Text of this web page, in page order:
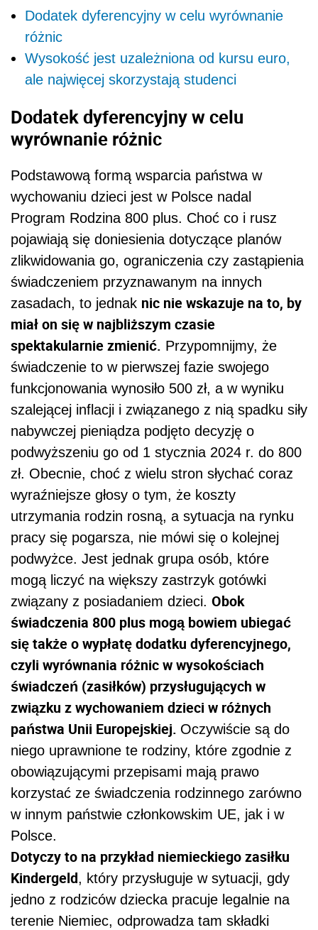
Dodatek dyferencyjny w celu wyrównanie
różnic
Wysokość jest uzależniona od kursu euro,
ale najwięcej skorzystają studenci
Dodatek dyferencyjny w celu
wyrównanie różnic
Podstawową formą wsparcia państwa w
wychowaniu dzieci jest w Polsce nadal
Program Rodzina 800 plus. Choć co i rusz
pojawiają się doniesienia dotyczące planów
zlikwidowania go, ograniczenia czy zastąpienia
świadczeniem przyznawanym na innych
zasadach, to jednak nic nie wskazuje na to, by
miał on się w najbliższym czasie
spektakularnie zmienić. Przypomnijmy, że
świadczenie to w pierwszej fazie swojego
funkcjonowania wynosiło 500 zł, a w wyniku
szalejącej inflacji i związanego z nią spadku siły
nabywczej pieniądza podjęto decyzję o
podwyższeniu go od 1 stycznia 2024 r. do 800
zł. Obecnie, choć z wielu stron słychać coraz
wyraźniejsze głosy o tym, że koszty
utrzymania rodzin rosną, a sytuacja na rynku
pracy się pogarsza, nie mówi się o kolejnej
podwyżce. Jest jednak grupa osób, które
mogą liczyć na większy zastrzyk gotówki
związany z posiadaniem dzieci. Obok
świadczenia 800 plus mogą bowiem ubiegać
się także o wypłatę dodatku dyferencyjnego,
czyli wyrównania różnic w wysokościach
świadczeń (zasiłków) przysługujących w
związku z wychowaniem dzieci w różnych
państwa Unii Europejskiej. Oczywiście są do
niego uprawnione te rodziny, które zgodnie z
obowiązującymi przepisami mają prawo
korzystać ze świadczenia rodzinnego zarówno
w innym państwie członkowskim UE, jak i w
Polsce.
Dotyczy to na przykład niemieckiego zasiłku
Kindergeld, który przysługuje w sytuacji, gdy
jedno z rodziców dziecka pracuje legalnie na
terenie Niemiec, odprowadza tam składki